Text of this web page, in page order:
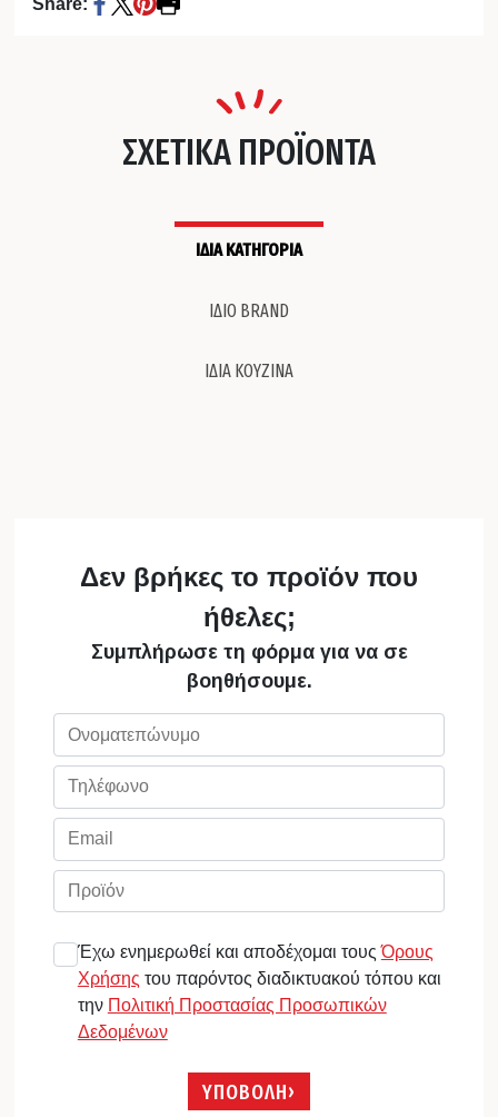
ΣΧΕΤΙΚΑ ΠΡΟΪΟΝΤΑ
ΙΔΙΑ ΚΑΤΗΓΟΡΙΑ
ΙΔΙΟ BRAND
ΙΔΙΑ ΚΟΥΖΙΝΑ
Δεν βρήκες το προϊόν που
ήθελες;
Συμπλήρωσε τη φόρμα για να σε
βοηθήσουμε.
Έχω ενημερωθεί και αποδέχομαι τουςΌρους
Χρήσης του παρόντος διαδικτυακού τόπου και
την Πολιτική Προστασίας Προσωπικών
Δεδομένων
ΥΠΟΒΟΛΗ